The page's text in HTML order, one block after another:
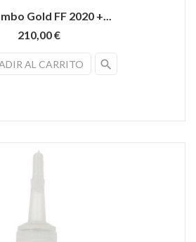
Gold FF 2020 +...
210,00 €
AL CARRITO search